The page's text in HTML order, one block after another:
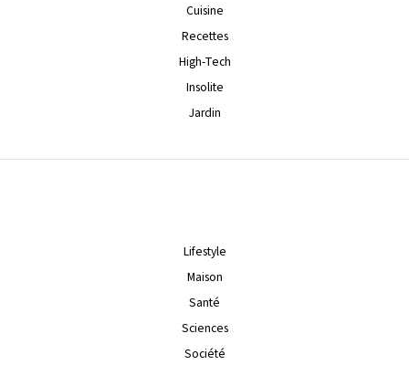
Cuisine
Recettes
High-Tech
Insolite
Jardin
Lifestyle
Maison
Santé
Sciences
Société